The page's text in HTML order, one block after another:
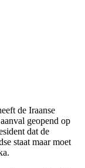
de Iraanse
geopend op
dat de
staat maar moet